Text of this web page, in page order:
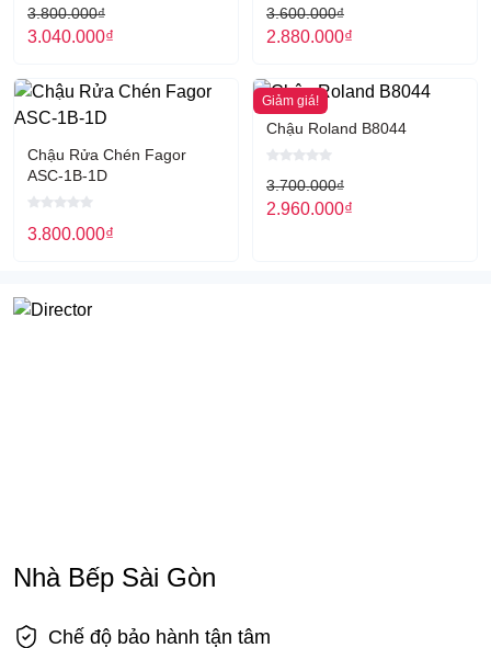
3.800.000₫
3.040.000₫
3.600.000₫
2.880.000₫
Chậu Rửa Chén Fagor
ASC-1B-1D
3.800.000₫
Giảm giá!
Chậu Roland B8044
3.700.000₫
2.960.000₫
Nhà Bếp Sài Gòn
Chế độ bảo hành tận tâm